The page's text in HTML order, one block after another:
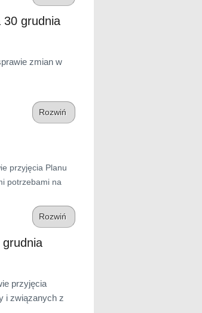
30 grudnia
zmian w
Rozwiń
przyjęcia Planu
potrzebami na
Rozwiń
przyjęcia
i związanych z